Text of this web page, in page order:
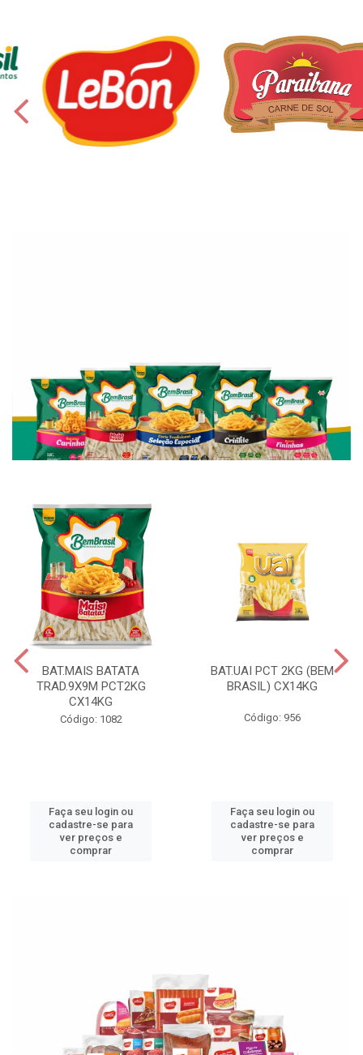
BAT.MAIS BATATA
TRAD.9X9M PCT2KG
CX14KG
Código: 1082
Faça seu login ou
cadastre-se para
ver preços e
comprar
BAT.UAI PCT 2KG (BEM
BRASIL) CX14KG
Código: 956
Faça seu login ou
cadastre-se para
ver preços e
comprar